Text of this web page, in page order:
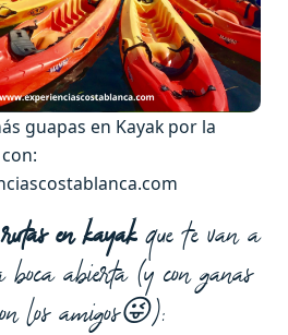
guapas en Kayak por la
en kayakque te van a
abierta (y con ganas
los amigos😜):